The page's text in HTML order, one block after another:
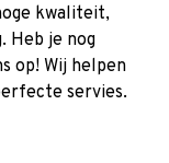
kwaliteit,
Heb je nog
op! Wij helpen
servies.